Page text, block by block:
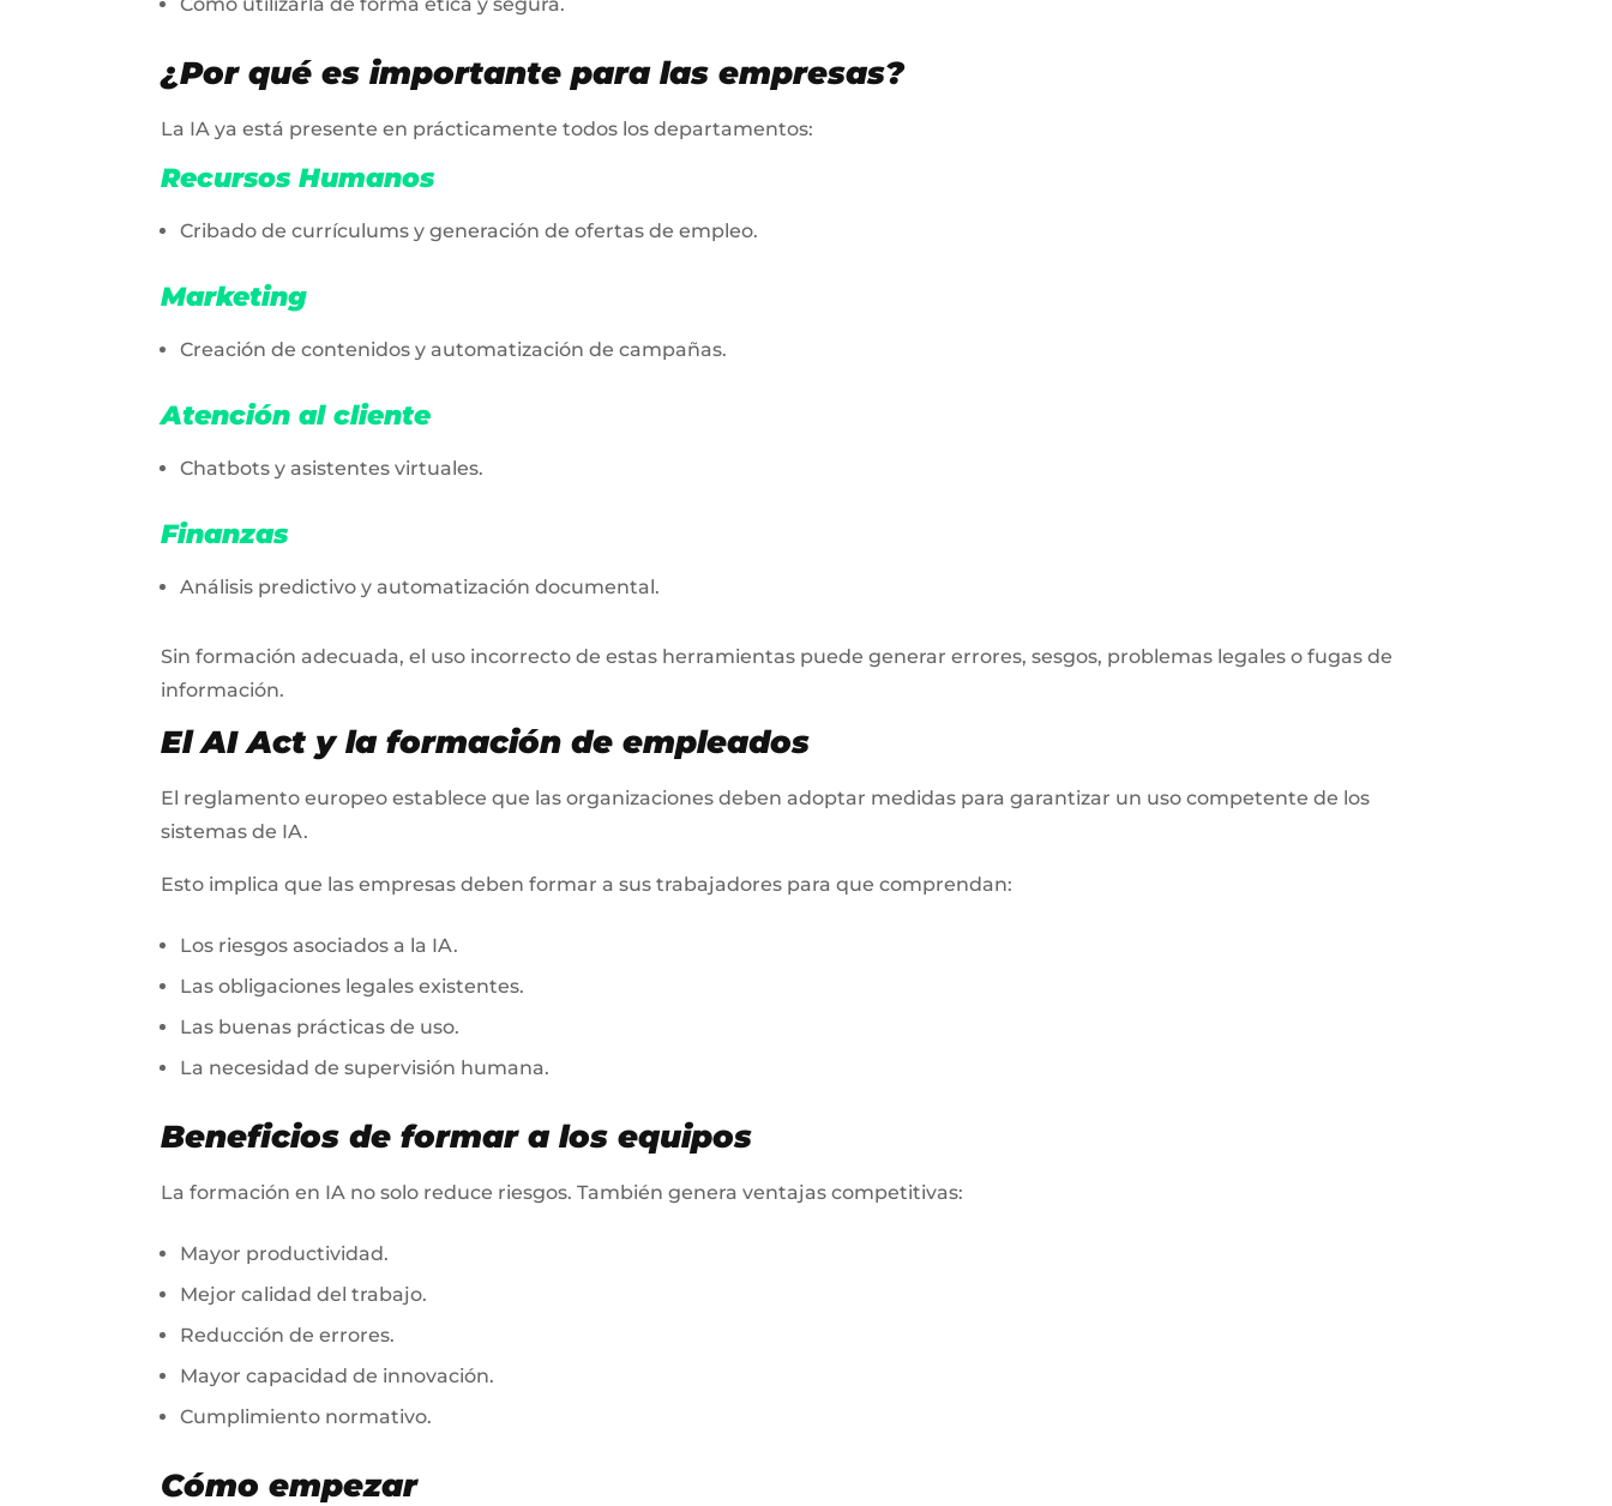
¿Por qué es importante para las empresas?
La IA ya está presente en prácticamente todos los departamentos:
Recursos Humanos
Cribado de currículums y generación de ofertas de empleo.
Marketing
Creación de contenidos y automatización de campañas.
Atención al cliente
Chatbots y asistentes virtuales.
Finanzas
Análisis predictivo y automatización documental.
Sin formación adecuada, el uso incorrecto de estas herramientas puede generar errores, sesgos, problemas legales o fugas de
información.
El AI Act y la formación de empleados
El reglamento europeo establece que las organizaciones deben adoptar medidas para garantizar un uso competente de los
sistemas de IA.
Esto implica que las empresas deben formar a sus trabajadores para que comprendan:
Los riesgos asociados a la IA.
Las obligaciones legales existentes.
Las buenas prácticas de uso.
La necesidad de supervisión humana.
Beneficios de formar a los equipos
La formación en IA no solo reduce riesgos. También genera ventajas competitivas:
Mayor productividad.
Mejor calidad del trabajo.
Reducción de errores.
Mayor capacidad de innovación.
Cumplimiento normativo.
Cómo empezar